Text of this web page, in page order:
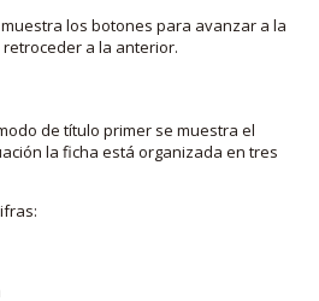
los botones para avanzar a la
a la anterior.
de título primer se muestra el
la ficha está organizada en tres